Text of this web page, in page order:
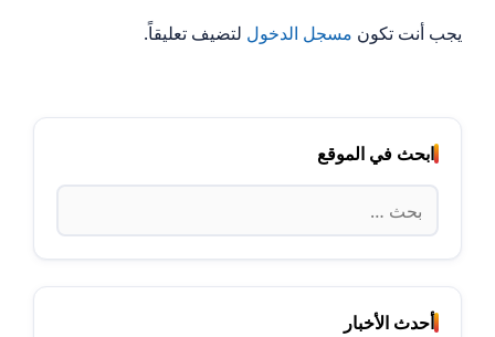
يجب أنت تكون مسجل الدخول لتضيف تعليقاً.
ابحث في الموقع
البحث
عن:
أحدث الأخبار